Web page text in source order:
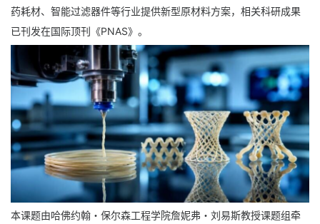
药耗材、智能过滤器件等行业提供新型原材料方案，相关科研成果
已刊发在国际顶刊《PNAS》。
本课题由哈佛约翰・保尔森工程学院詹妮弗・刘易斯教授课题组牵